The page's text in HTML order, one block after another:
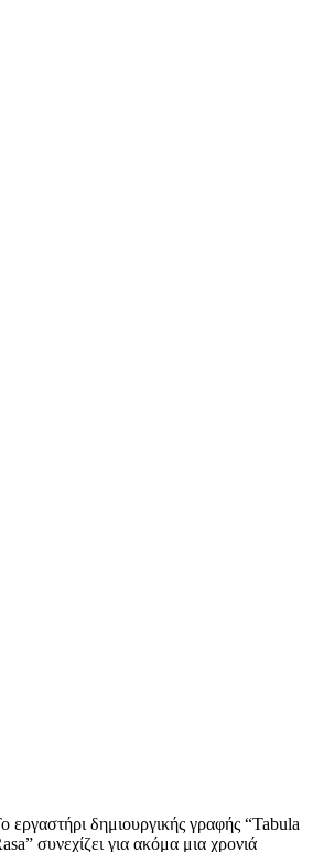
εργαστήρι δημιουργικής γραφής “Tabula
συνεχίζει για ακόμα μια χρονιά